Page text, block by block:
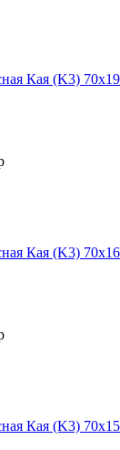
Кая (K3)
Кая (K3)
Кая (K3)